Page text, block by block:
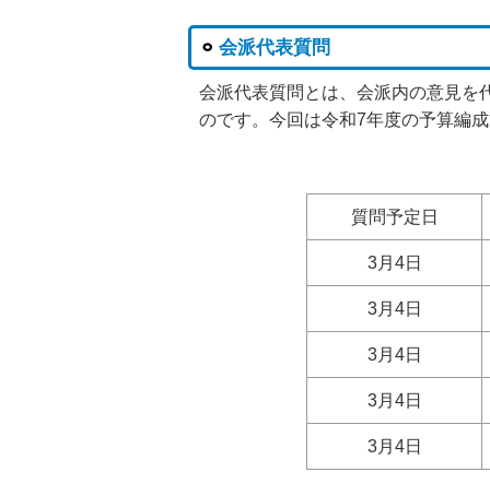
会派代表質問
会派代表質問とは、会派内の意見を
のです。今回は令和7年度の予算編
質問予定日
3月4日
3月4日
3月4日
3月4日
3月4日